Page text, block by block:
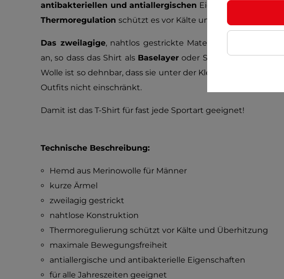
antibakteriellen und antiallergischen Eigenschaften. Dank
Thermoregulation schützt es vor Kälte und Überhitzung.
Das zweilagige, nahtlos gestrickte Material schmiegt sich
an, so dass das Shirt als Baselayer oder Sportoberteil
Wolle ist so dehnbar, dass sie unter der Kleidung nicht
Outfits nicht einschränkt.
Damit ist das T-Shirt für fast jede Sportart geeignet!
Technische Beschreibung:
Hemd aus Merinowolle für Männer
kurze Ärmel
zweilagig gestrickt
nahtlose Konstruktion
Thermoregulierung schützt vor Kälte und Überhitzung
maximale Bewegungsfreiheit
antiallergische und antibakterielle Eigenschaften
für alle Jahreszeiten geeignet